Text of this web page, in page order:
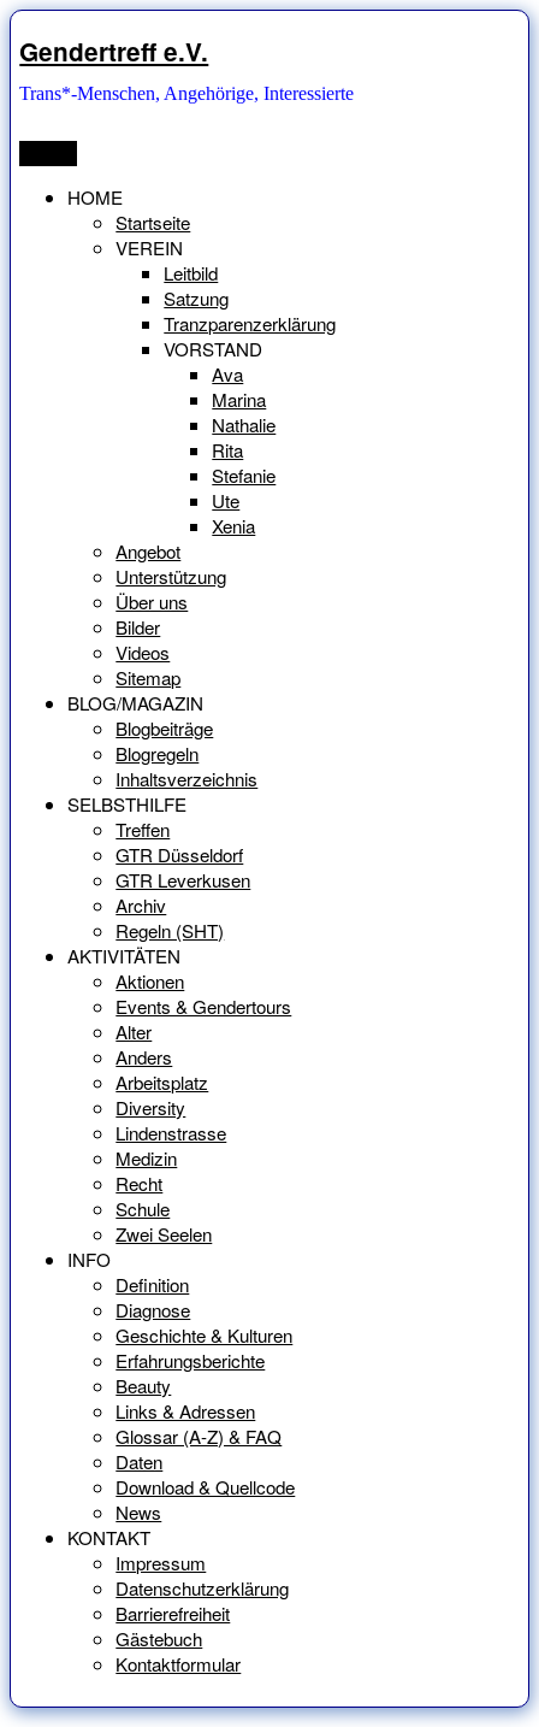
Zum
Inhalt
springen
Gendertreff e.V.
Trans*-Menschen, Angehörige, Interessierte
HOME
Startseite
VEREIN
Leitbild
Satzung
Tranzparenzerklärung
VORSTAND
Ava
Marina
Nathalie
Rita
Stefanie
Ute
Xenia
Angebot
Unterstützung
Über uns
Bilder
Videos
Sitemap
BLOG/MAGAZIN
Blogbeiträge
Blogregeln
Inhaltsverzeichnis
SELBSTHILFE
Treffen
GTR Düsseldorf
GTR Leverkusen
Archiv
Regeln (SHT)
AKTIVITÄTEN
Aktionen
Events & Gendertours
Alter
Anders
Arbeitsplatz
Diversity
Lindenstrasse
Medizin
Recht
Schule
Zwei Seelen
INFO
Definition
Diagnose
Geschichte & Kulturen
Erfahrungsberichte
Beauty
Links & Adressen
Glossar (A-Z) & FAQ
Daten
Download & Quellcode
News
KONTAKT
Impressum
Datenschutzerklärung
Barrierefreiheit
Gästebuch
Kontaktformular